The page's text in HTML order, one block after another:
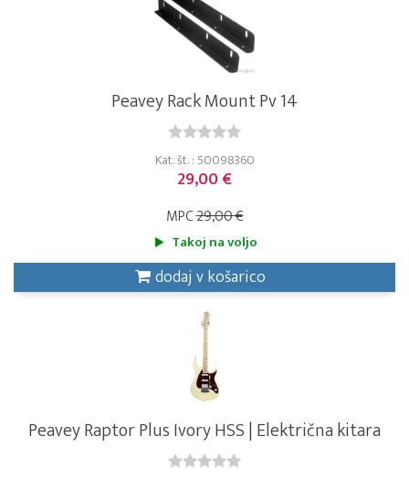
Peavey Rack Mount Pv 14
Kat. št. : 50098360
29,00 €
MPC29,00 €
Takoj na voljo
dodaj v košarico
Peavey Raptor Plus Ivory HSS | Električna kitara